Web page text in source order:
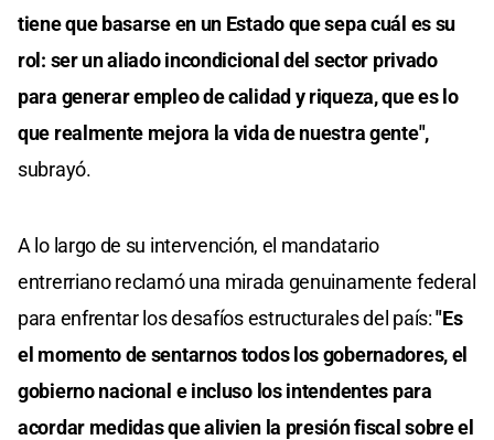
tiene que basarse en un Estado que sepa cuál es su
rol: ser un aliado incondicional del sector privado
para generar empleo de calidad y riqueza, que es lo
que realmente mejora la vida de nuestra gente",
subrayó.
A lo largo de su intervención, el mandatario
entrerriano reclamó una mirada genuinamente federal
para enfrentar los desafíos estructurales del país:"Es
el momento de sentarnos todos los gobernadores, el
gobierno nacional e incluso los intendentes para
acordar medidas que alivien la presión fiscal sobre el